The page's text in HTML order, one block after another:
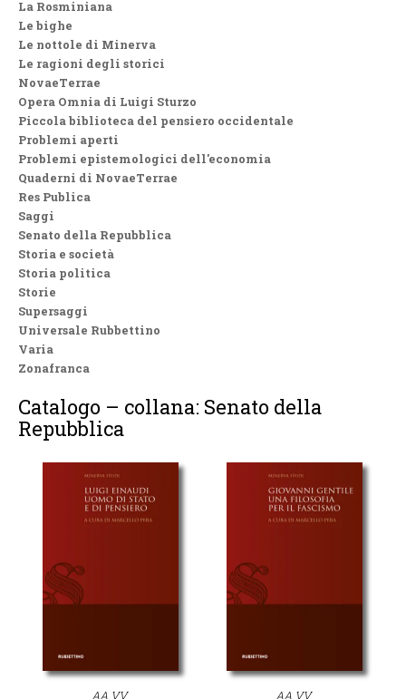
La Rosminiana
Le bighe
Le nottole di Minerva
Le ragioni degli storici
NovaeTerrae
Opera Omnia di Luigi Sturzo
Piccola biblioteca del pensiero occidentale
Problemi aperti
Problemi epistemologici dell'economia
Quaderni di NovaeTerrae
Res Publica
Saggi
Senato della Repubblica
Storia e società
Storia politica
Storie
Supersaggi
Universale Rubbettino
Varia
Zonafranca
Catalogo – collana: Senato della
Repubblica
AA.VV. AA.VV.